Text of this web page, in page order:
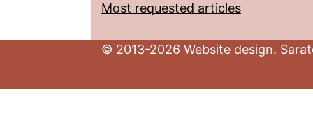
Most requested articles
© 2013-2026 Website design.